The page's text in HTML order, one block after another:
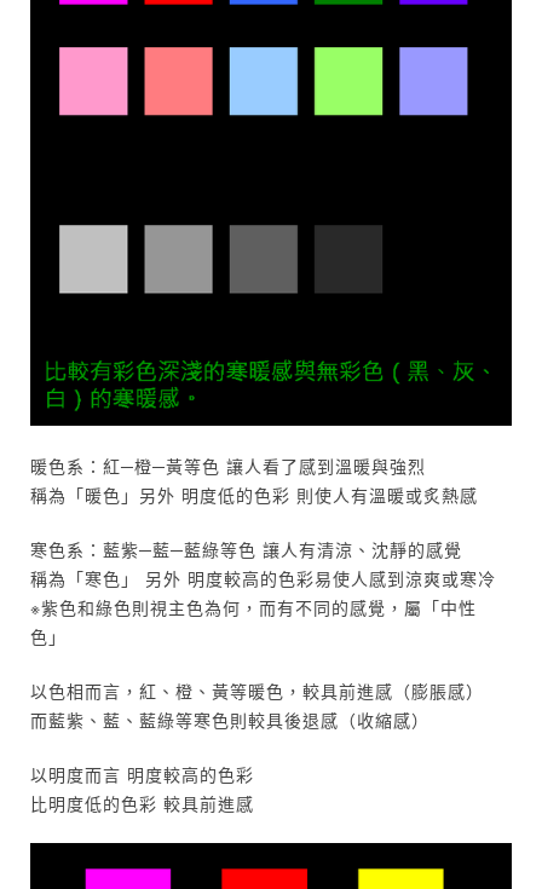
暖色系：紅─橙─黃等色 讓人看了感到溫暖與強烈
稱為「暖色」另外 明度低的色彩 則使人有溫暖或炙熱感
寒色系：藍紫─藍─藍綠等色 讓人有清涼、沈靜的感覺
稱為「寒色」 另外 明度較高的色彩易使人感到涼爽或寒冷
※紫色和綠色則視主色為何，而有不同的感覺，屬「中性
色」
以色相而言，紅、橙、黃等暖色，較具前進感（膨脹感）
而藍紫、藍、藍綠等寒色則較具後退感（收縮感）
以明度而言 明度較高的色彩
比明度低的色彩 較具前進感